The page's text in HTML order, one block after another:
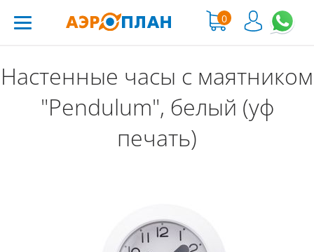
0
Настенные часы с маятником
"Pendulum", белый (уф
печать)